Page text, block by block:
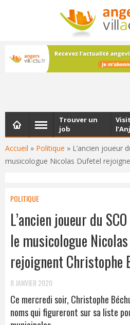
Les dernières actualités
votre boîte
Accueil » Politique » L’ancien joueur
musicologue Nicolas Dufetel
Trouver un
job
POLITIQUE
L’ancien joueur du
le musicologue
rejoignent Christophe
8 JANVIER 2020
Ce mercredi soir, Christophe
noms qui figureront sur sa liste